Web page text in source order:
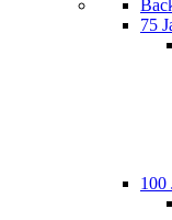
75
100